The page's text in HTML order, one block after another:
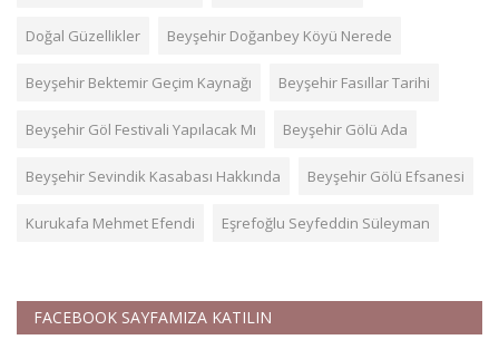
Doğal Güzellikler Beyşehir Doğanbey Köyü Nerede
Beyşehir Bektemir Geçim Kaynağı Beyşehir Fasıllar Tarihi
Beyşehir Göl Festivali Yapılacak Mı Beyşehir Gölü Ada
Beyşehir Sevindik Kasabası Hakkında Beyşehir Gölü Efsanesi
Kurukafa Mehmet Efendi Eşrefoğlu Seyfeddin Süleyman
FACEBOOK SAYFAMIZA KATILIN